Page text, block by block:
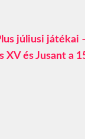
júliusi játékai
XV és Jusant a